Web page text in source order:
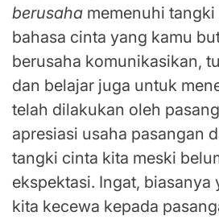
berusaha memenuhi
bahasa cinta yang kamu
berusaha komunikasikan,
dan belajar juga untuk
telah dilakukan oleh
apresiasi usaha pasangan
tangki cinta kita meski
ekspektasi. Ingat, biasanya
kita kecewa kepada